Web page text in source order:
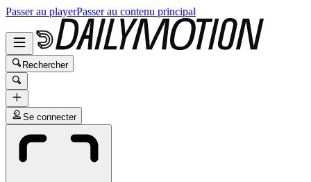
Passer au playerPasser au contenu principal
Rechercher
Se connecter